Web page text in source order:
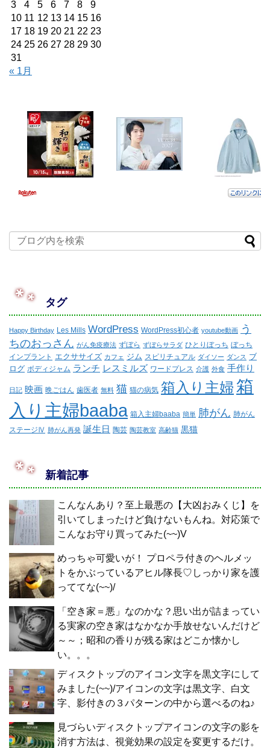
3
4 5 6 7 8
9
10 11 12 13 14 15 16
17 18 19 20 21 22 23
24 25 26 27 28 29 30
31
« 1月
タグ
Happy Birthday Les Mills WordPress WordPress初心者 youtube動画 う
ちのおっさん がん免疫療法 ずぼら ずぼらサラダ ひとりぼっち ぼっち
インプラント エクササイズ カフェ ジム スピリチュアル ダイソー ダンス ブ
ログ ボディジャム ランチ レスミルズ ワードプレス 介護 外食 手作り
日記 映画 晩ごはん 歯医者 無料 猫 猫の病気 箱入り主婦箱
入り主婦baaba 箱入主婦baaba 簡単 肺がん 肺がん
ステージⅣ 肺がん再発 誕生日 陶芸 陶芸教室 高齢猫 黒猫
新着記事
こんなんあり？至上最悪の【大凶おみくじ】を
引いてしまったけど負けないもんね。対応策で
こんなお守り買ってみた(~~)V
めっちゃ可愛いが！ プロペラ付きのヘルメッ
トをかぶっているアヒル隊長♡しっかり家を護
っててな(~~)/
「空き家＝悪」なのかな？思い出が詰まってい
る実家の空き家はなかなか手放せないんだけど
～～；昭和の香りが残る家はどこか懐かし
い。。。
ディスクトップのアイコン文字を黒文字にして
みました(~~)/アイコンの文字は黒文字、白文
字、影付きの３パターンの中から選べるのね♪
見づらいディスクトップアイコンの文字の影を
消す方法は、視覚効果の設定を変更するだけ。